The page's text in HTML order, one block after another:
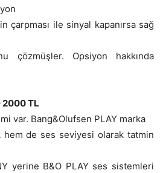
çarpması ile sinyal kapanırsa sağ
çözmüşler. Opsiyon hakkında
2000 TL
var. Bang&Olufsen PLAY marka
de ses seviyesi olarak tatmin
yerine B&O PLAY ses sistemleri